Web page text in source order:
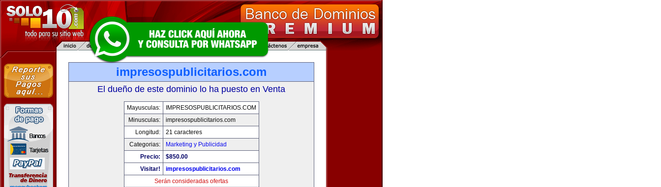
impresospublicitarios.com
El dueño de este dominio lo ha puesto en Venta
Mayusculas:
IMPRESOSPUBLICITARIOS.COM
Minusculas:
impresospublicitarios.com
Longitud:
21 caracteres
Categorias:
Marketing y Publicidad
Precio:
$850.00
Visitar!
impresospublicitarios.com
Serán consideradas ofertas